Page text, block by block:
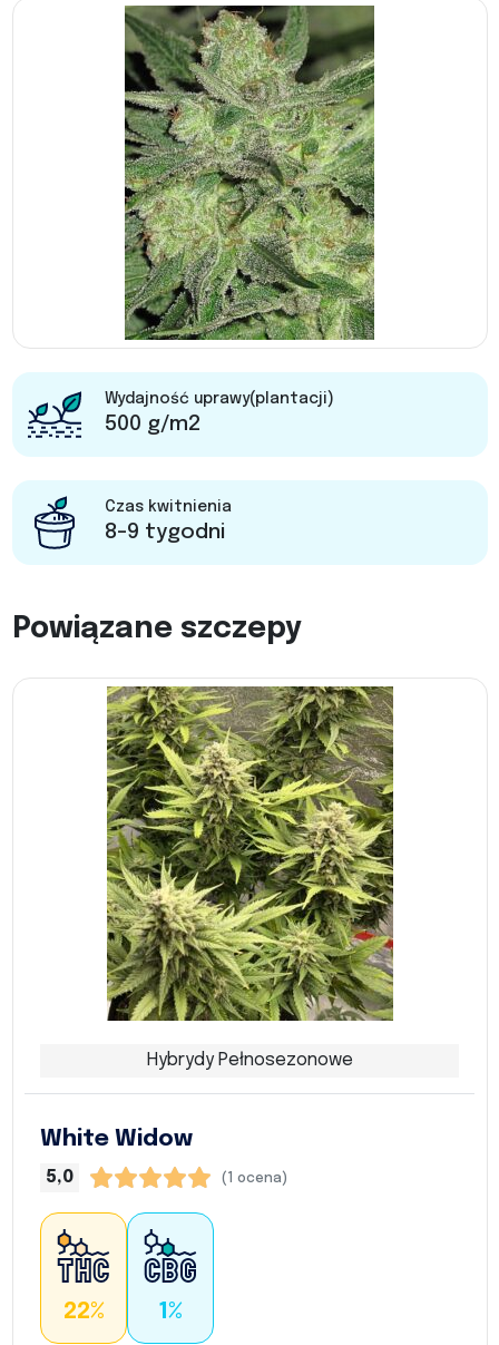
Wydajność uprawy(plantacji)
500 g/m2
Czas kwitnienia
8-9 tygodni
Powiązane szczepy
Hybrydy Pełnosezonowe
White Widow
5,0 (1 ocena)
22% 1%